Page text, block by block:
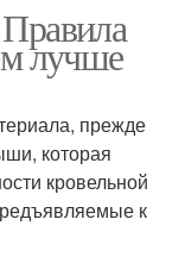
в деревянном
доме
для крыш
лучше
прежде
которая
кровельной
к